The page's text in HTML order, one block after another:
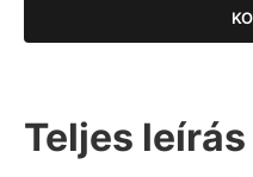
Teljes leírás